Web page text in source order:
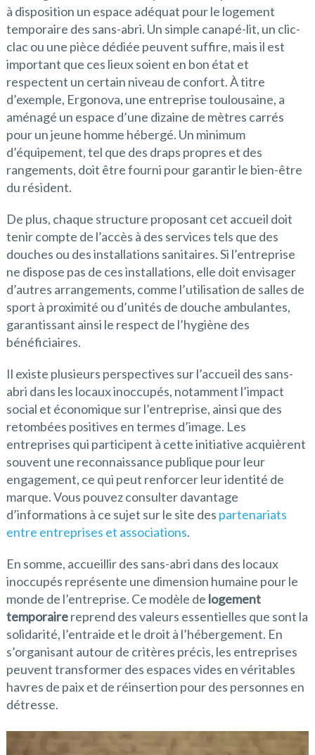
à disposition un espace adéquat pour le logement
temporaire des sans-abri. Un simple canapé-lit, un clic-
clac ou une pièce dédiée peuvent suffire, mais il est
important que ces lieux soient en bon état et
respectent un certain niveau de confort. À titre
d’exemple, Ergonova, une entreprise toulousaine, a
aménagé un espace d’une dizaine de mètres carrés
pour un jeune homme hébergé. Un minimum
d’équipement, tel que des draps propres et des
rangements, doit être fourni pour garantir le bien-être
du résident.
De plus, chaque structure proposant cet accueil doit
tenir compte de l’accès à des services tels que des
douches ou des installations sanitaires. Si l’entreprise
ne dispose pas de ces installations, elle doit envisager
d’autres arrangements, comme l’utilisation de salles de
sport à proximité ou d’unités de douche ambulantes,
garantissant ainsi le respect de l’hygiène des
bénéficiaires.
Il existe plusieurs perspectives sur l’accueil des sans-
abri dans les locaux inoccupés, notamment l’impact
social et économique sur l’entreprise, ainsi que des
retombées positives en termes d’image. Les
entreprises qui participent à cette initiative acquièrent
souvent une reconnaissance publique pour leur
engagement, ce qui peut renforcer leur identité de
marque. Vous pouvez consulter davantage
d’informations à ce sujet sur le site des partenariats
entre entreprises et associations.
En somme, accueillir des sans-abri dans des locaux
inoccupés représente une dimension humaine pour le
monde de l’entreprise. Ce modèle de logement
temporairereprend des valeurs essentielles que sont la
solidarité, l’entraide et le droit à l’hébergement. En
s’organisant autour de critères précis, les entreprises
peuvent transformer des espaces vides en véritables
havres de paix et de réinsertion pour des personnes en
détresse.